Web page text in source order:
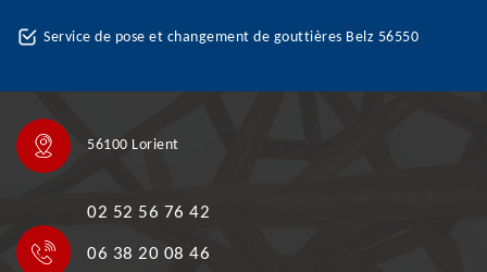
Service de pose et changement de gouttières Belz 56550
56100 Lorient
02 52 56 76 42
06 38 20 08 46